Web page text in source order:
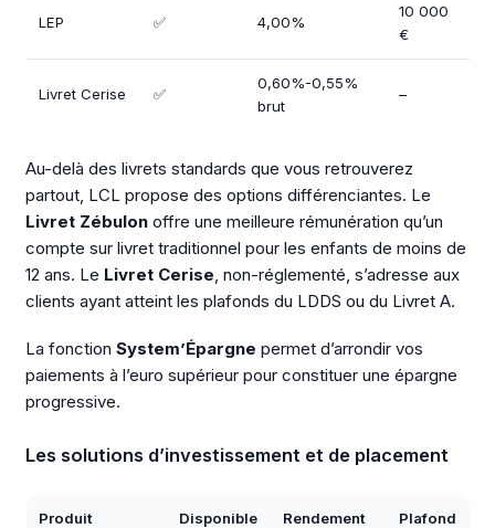
LEP ✅ 4,00%
10 000
€
Livret Cerise ✅
0,60%-0,55%
brut
–
Au-delà des livrets standards que vous retrouverez
partout, LCL propose des options différenciantes. Le
Livret Zébulonoffre une meilleure rémunération qu’un
compte sur livret traditionnel pour les enfants de moins de
12 ans. Le Livret Cerise, non-réglementé, s’adresse aux
clients ayant atteint les plafonds du LDDS ou du Livret A.
La fonction System’Épargne permet d’arrondir vos
paiements à l’euro supérieur pour constituer une épargne
progressive.
Les solutions d’investissement et de placement
Produit Disponible Rendement Plafond